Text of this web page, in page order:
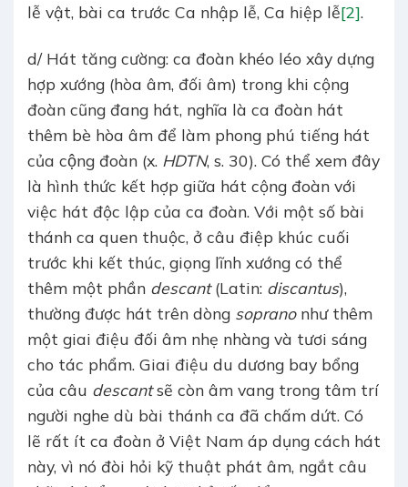
lễ vật, bài ca trước Ca nhập lễ, Ca hiệp lễ[2].
d/ Hát tăng cường: ca đoàn khéo léo xây dựng
hợp xướng (hòa âm, đối âm) trong khi cộng
đoàn cũng đang hát, nghĩa là ca đoàn hát
thêm bè hòa âm để làm phong phú tiếng hát
của cộng đoàn (x. HDTN, s. 30). Có thể xem đây
là hình thức kết hợp giữa hát cộng đoàn với
việc hát độc lập của ca đoàn. Với một số bài
thánh ca quen thuộc, ở câu điệp khúc cuối
trước khi kết thúc, giọng lĩnh xướng có thể
thêm một phần descant(Latin: discantus),
thường được hát trên dòng sopranonhư thêm
một giai điệu đối âm nhẹ nhàng và tươi sáng
cho tác phẩm. Giai điệu du dương bay bổng
của câu descantsẽ còn âm vang trong tâm trí
người nghe dù bài thánh ca đã chấm dứt. Có
lẽ rất ít ca đoàn ở Việt Nam áp dụng cách hát
này, vì nó đòi hỏi kỹ thuật phát âm, ngắt câu